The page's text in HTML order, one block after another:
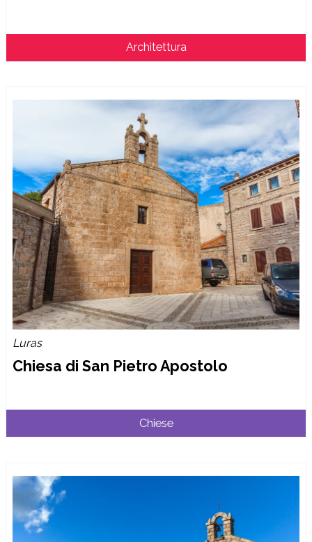
Architettura
Luras
Chiesa di San Pietro Apostolo
Chiese